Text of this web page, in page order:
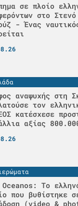
σε πλοίο
στο
- Ένας
αναψυχής στη
τον
κατέσχεσε
αξίας
Oceanos: Το
που βυθίστηκε
(video &